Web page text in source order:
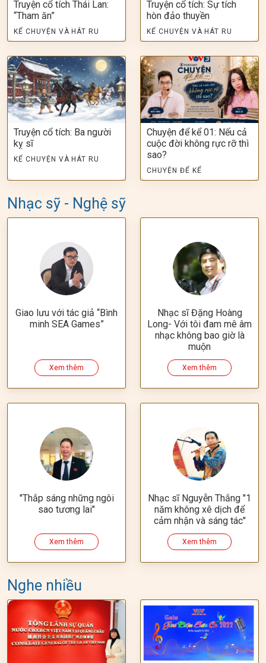
Truyện cổ tích Thái Lan:
“Tham ăn”
KỂ CHUYỆN VÀ HÁT RU
Truyện cổ tích: Sự tích
hòn đảo thuyền
KỂ CHUYỆN VÀ HÁT RU
Truyện cổ tích: Ba người
kỵ sĩ
KỂ CHUYỆN VÀ HÁT RU
Chuyện để kể 01: Nếu cả
cuộc đời không rực rỡ thì
sao?
CHUYỆN ĐỂ KỂ
Nhạc sỹ - Nghệ sỹ
Giao lưu với tác giả “Bình
minh SEA Games”
Xem thêm
Nhạc sĩ Đặng Hoàng
Long- Với tôi đam mê âm
nhạc không bao giờ là
muộn
Xem thêm
"Thắp sáng những ngôi
sao tương lai"
Xem thêm
Nhạc sĩ Nguyễn Thắng "1
năm không xê dịch để
cảm nhận và sáng tác"
Xem thêm
Nghe nhiều